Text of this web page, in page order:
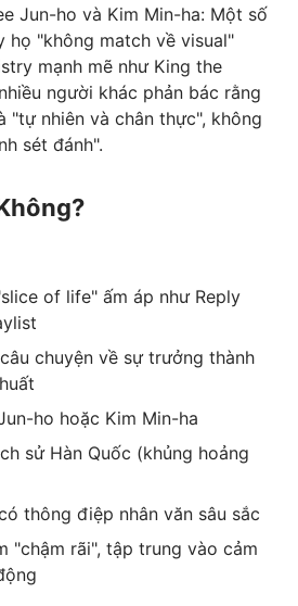
Jun-ho và Kim Min-ha: Một số
họ "không match về visual"
mạnh mẽ như King the
người khác phản bác rằng
"tự nhiên và chân thực", không
sét đánh".
of life" ấm áp như Reply
chuyện về sự trưởng thành
ho hoặc Kim Min-ha
sử Hàn Quốc (khủng hoảng
thông điệp nhân văn sâu sắc
"chậm rãi", tập trung vào cảm